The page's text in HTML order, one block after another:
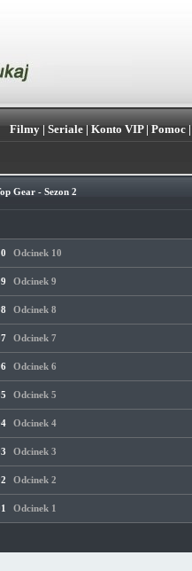
Filmy| Seriale| Konto VIP| Pomoc|
Gear - Sezon 2
Odcinek 10
Odcinek 9
Odcinek 8
Odcinek 7
Odcinek 6
Odcinek 5
Odcinek 4
Odcinek 3
Odcinek 2
Odcinek 1